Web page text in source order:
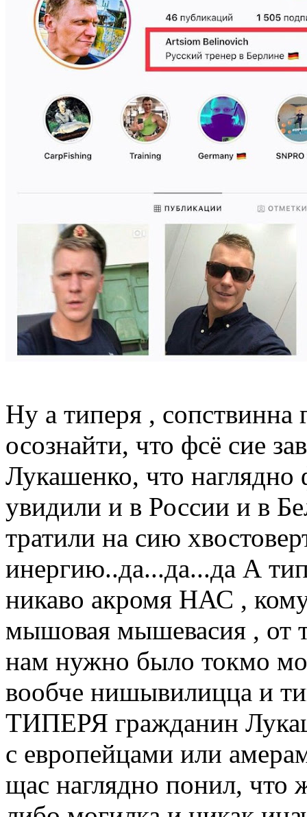
Ну а типеря , сопствинна
осознайти, что фсё сие
Лукашенко, что наглядно
увидили и в России и в
тратили на сию
инергию..да...да...да А
никаво акромя НАС , кому
мышовая мышевасия , от
нам нужно было токмо
вообче нишывилицца и
ТИПЕРЯ гражданин
с европейцами или
щас наглядно понил, что